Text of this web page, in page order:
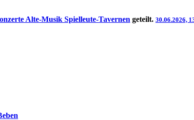
Alte-Musik Spielleute-Tavernen geteilt. 30.06.2026,